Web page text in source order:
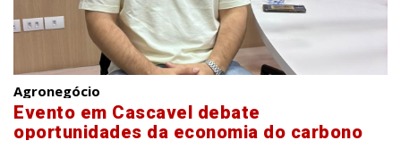
Agronegócio
Evento em Cascavel debate
oportunidades da economia do carbono